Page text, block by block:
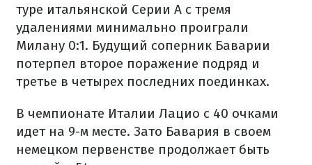
туре итальянской Серии А с тремя
удалениями минимально проиграли
Милану 0:1. Будущий соперник Баварии
потерпел второе поражение подряд и
третье в четырех последних поединках.
В чемпионате Италии Лацио с 40 очками
идет на 9-м месте. Зато Бавария в своем
немецком первенстве продолжает быть